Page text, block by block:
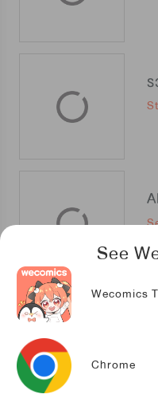
See
Wecomics
Chrome